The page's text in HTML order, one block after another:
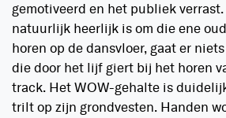
gemotiveerd en het publiek
natuurlijk heerlijk is om die ene
horen op de dansvloer, gaat er
die door het lijf giert bij het horen
track. Het WOW-gehalte is
trilt op zijn grondvesten. Handen